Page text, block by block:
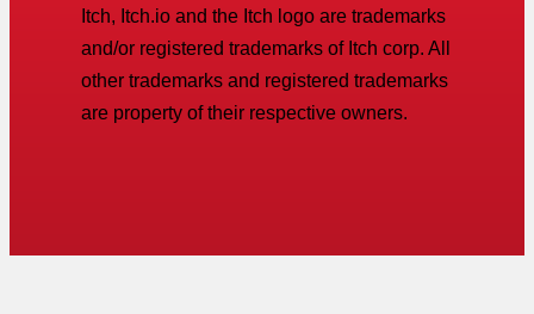
Itch, Itch.io and the Itch logo are trademarks
and/or registered trademarks of Itch corp. All
other trademarks and registered trademarks
are property of their respective owners.